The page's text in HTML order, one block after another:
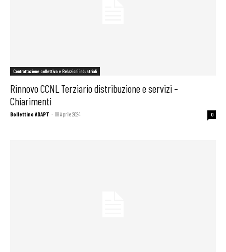
Contrattazione collettiva e Relazioni industriali
Rinnovo CCNL Terziario distribuzione e servizi –
Chiarimenti
Bollettino ADAPT - 08 Aprile 2024 0